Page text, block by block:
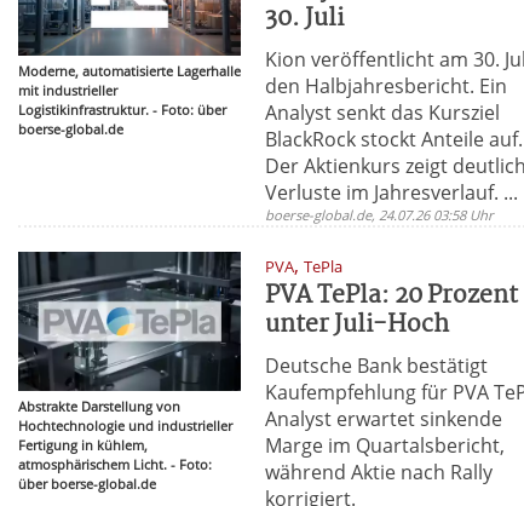
Moderne, automatisierte Lagerhalle
mit industrieller
Logistikinfrastruktur. - Foto: über
boerse-global.de
30. Juli
Kion veröffentlicht am 30.
den Halbjahresbericht. Ein
Analyst senkt das Kursziel
BlackRock stockt Anteile auf.
Der Aktienkurs zeigt
Verluste im Jahresverlauf. ...
boerse-global.de, 24.07.26 03:58 Uhr
Abstrakte Darstellung von
Hochtechnologie und industrieller
Fertigung in kühlem,
atmosphärischem Licht. - Foto:
über boerse-global.de
PVA,TePla
PVA TePla: 20 Prozent
unter Juli-Hoch
Deutsche Bank bestätigt
Kaufempfehlung für PVA
Analyst erwartet sinkende
Marge im Quartalsbericht,
während Aktie nach Rally
korrigiert.